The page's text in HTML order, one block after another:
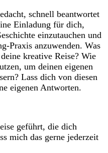
schnell beantwortet
Einladung für dich,
einzutauchen und
Praxis anzuwenden. Was
kreative Reise? Wie
um deinen eigenen
Lass dich von diesen
eigenen Antworten.
geführt, die dich
mich das gerne jederzeit